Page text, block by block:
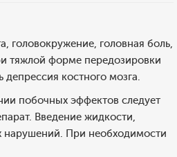
головокружение, головная боль,
тяжлой форме передозировки
костного мозга.
побочных эффектов следует
Введение жидкости,
нарушений. При необходимости